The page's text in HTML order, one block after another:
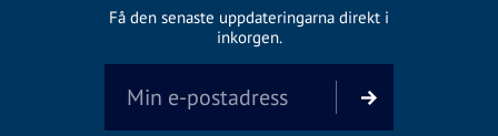
Få den senaste uppdateringarna direkt i
inkorgen.